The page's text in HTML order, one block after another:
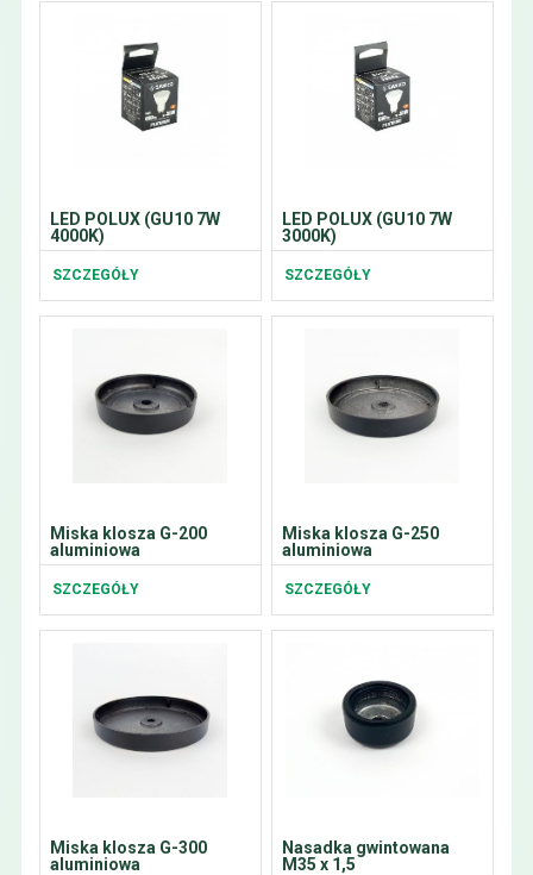
LED POLUX (GU10 7W
4000K)
SZCZEGÓŁY
LED POLUX (GU10 7W
3000K)
SZCZEGÓŁY
Miska klosza G-200
aluminiowa
SZCZEGÓŁY
Miska klosza G-250
aluminiowa
SZCZEGÓŁY
Miska klosza G-300
aluminiowa
Nasadka gwintowana
M35 x 1,5